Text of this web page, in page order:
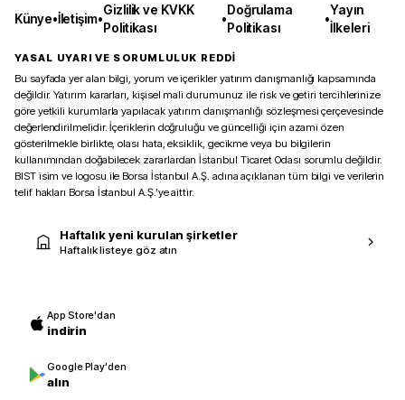
Künye•İletişim•
Gizlilik ve KVKK
Politikası
•
Doğrulama
Politikası
•
Yayın
İlkeleri
YASAL UYARI VE SORUMLULUK REDDİ
Bu sayfada yer alan bilgi, yorum ve içerikler yatırım danışmanlığı kapsamında
değildir. Yatırım kararları, kişisel mali durumunuz ile risk ve getiri tercihlerinize
göre yetkili kurumlarla yapılacak yatırım danışmanlığı sözleşmesi çerçevesinde
değerlendirilmelidir. İçeriklerin doğruluğu ve güncelliği için azami özen
gösterilmekle birlikte, olası hata, eksiklik, gecikme veya bu bilgilerin
kullanımından doğabilecek zararlardan İstanbul Ticaret Odası sorumlu değildir.
BIST isim ve logosu ile Borsa İstanbul A.Ş. adına açıklanan tüm bilgi ve verilerin
telif hakları Borsa İstanbul A.Ş.’ye aittir.
Haftalık yeni kurulan şirketler
Haftalık listeye göz atın
App Store'dan
indirin
Google Play'den
alın